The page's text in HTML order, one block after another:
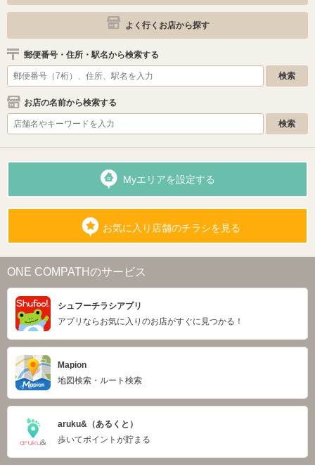
よく行くお店から探す
郵便番号・住所・駅名から検索する
お店の名前から検索する
Myエリアを設定する
お気に入り店舗のチラシを見る
ONE COMPATHのサービス
シュフーチラシアプリ
アプリならお気に入りのお店がすぐに見つかる！
Mapion
地図検索・ルート検索
aruku&（あるくと）
歩いてポイントが貯まる